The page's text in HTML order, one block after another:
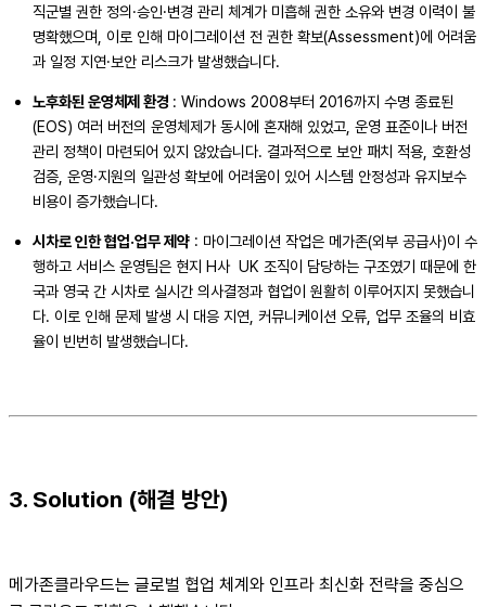
직군별 권한 정의·승인·변경 관리 체계가 미흡해 권한 소유와 변경 이력이 불
명확했으며, 이로 인해 마이그레이션 전 권한 확보(Assessment)에 어려움
과 일정 지연·보안 리스크가 발생했습니다.
노후화된 운영체제 환경 : Windows 2008부터 2016까지 수명 종료된
(EOS) 여러 버전의 운영체제가 동시에 혼재해 있었고, 운영 표준이나 버전
관리 정책이 마련되어 있지 않았습니다. 결과적으로 보안 패치 적용, 호환성
검증, 운영·지원의 일관성 확보에 어려움이 있어 시스템 안정성과 유지보수
비용이 증가했습니다.
시차로 인한 협업·업무 제약: 마이그레이션 작업은 메가존(외부 공급사)이 수
행하고 서비스 운영팀은 현지 H사 UK 조직이 담당하는 구조였기 때문에 한
국과 영국 간 시차로 실시간 의사결정과 협업이 원활히 이루어지지 못했습니
다. 이로 인해 문제 발생 시 대응 지연, 커뮤니케이션 오류, 업무 조율의 비효
율이 빈번히 발생했습니다.
3. Solution (해결 방안)
메가존클라우드는 글로벌 협업 체계와 인프라 최신화 전략을 중심으